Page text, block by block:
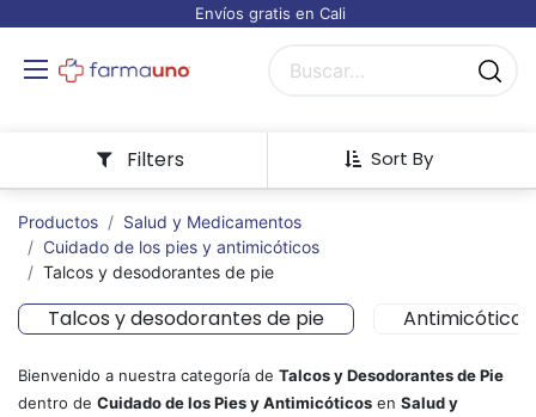
Envíos gratis en Cali
Sort By
Filters
Productos
Salud y Medicamentos
Cuidado de los pies y antimicóticos
Talcos y desodorantes de pie
Talcos y desodorantes de pie Antimicótico
Bienvenido a nuestra categoría de Talcos y Desodorantes de Pie
dentro de Cuidado de los Pies y Antimicóticos en Salud y